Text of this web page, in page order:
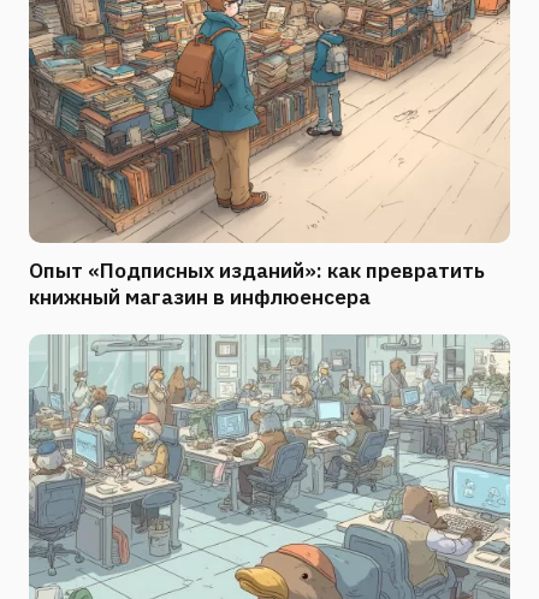
Опыт «Подписных изданий»: как превратить
книжный магазин в инфлюенсера